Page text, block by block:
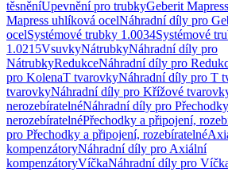
těsněníUpevnění pro trubkyGeberit
Mapress uhlíková ocelNáhradní díly pro
ocelSystémové trubky 1.0034Systémové
1.0215VsuvkyNátrubkyNáhradní díly pro
NátrubkyRedukceNáhradní díly pro
pro KolenaT tvarovkyNáhradní díly pro T
tvarovkyNáhradní díly pro Křížové
nerozebíratelnéNáhradní díly pro Přechodky
nerozebíratelnéPřechodky a připojení,
pro Přechodky a připojení, rozebíratelné
kompenzátoryNáhradní díly pro Axiální
kompenzátoryVíčkaNáhradní díly pro